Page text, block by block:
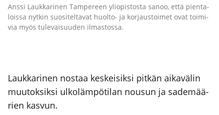
Ans­si Lauk­ka­ri­nen Tam­pe­reen yli­opis­tos­ta sanoo, että pien­ta­
lois­sa nyt­kin suo­si­tel­ta­vat huol­to- ja kor­jaus­toi­met ovat toi­mi­
via myös tule­vai­suu­den ilmas­tos­sa.
Lauk­ka­ri­nen nos­taa kes­kei­sik­si pit­kän aika­vä­lin
muu­tok­sik­si ulko­läm­pö­ti­lan nousun ja sade­mää­
rien kas­vun.